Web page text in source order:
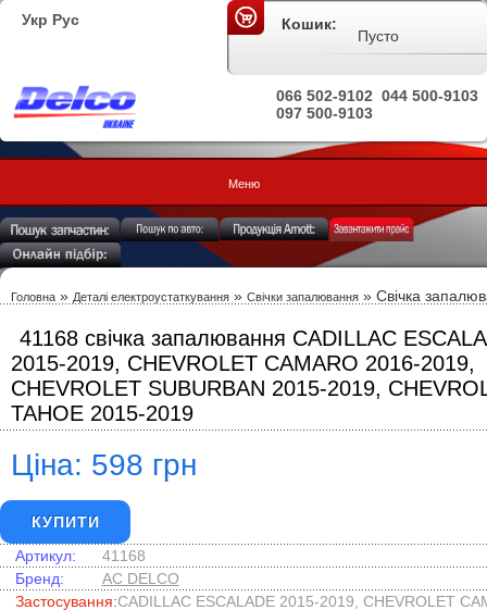
Укр Рус
044 500-9103
066 502-9102
097 500-9103
Кошик:
Пусто
Меню
Головна » Деталі електроустаткування » Свічки запалювання » Свічка
41168 свічка запалювання CADILLAC
2015-2019, CHEVROLET CAMARO 2016-2019,
CHEVROLET SUBURBAN 2015-2019,
TAHOE 2015-2019
Ціна: 598 грн
КУПИТИ
Артикул:
41168
Бренд:
AC DELCO
Застосування:CADILLAC ESCALADE 2015-2019, CHEVROLET